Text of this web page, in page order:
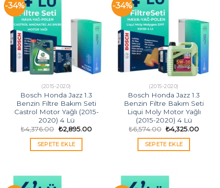
-34%
(2015-2020)
Bosch Honda Jazz 1.3
Benzin Filtre Bakım Seti
Castrol Motor Yağlı (2015-
2020) 4 Lü
₺4,376.00 Orijinal
fiyat:
₺4,376.00.
₺2,895.00Şu
SEPETE EKLE
-34%
(2015-2020)
Bosch Honda Jazz 1.3
Benzin Filtre Bakım Seti
Liqui Moly Motor Yağlı
(2015-2020) 4 Lü
₺6,574.00 Orijinal
fiyat:
₺6,574.00.
₺4,325.00Şu
SEPETE EKLE